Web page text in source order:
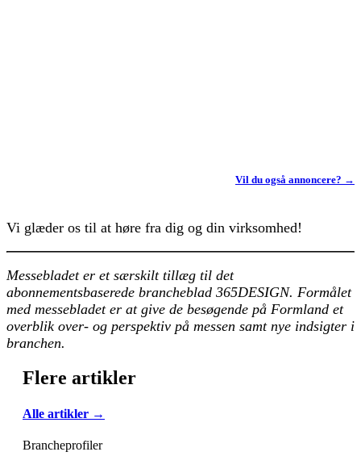
Vil du også annoncere? →
Vi glæder os til at høre fra dig og din virksomhed!
Messebladet er et særskilt tillæg til det
abonnementsbaserede brancheblad 365DESIGN. Formålet
med messebladet er at give de besøgende på Formland et
overblik over- og perspektiv på messen samt nye indsigter i
branchen.
Flere artikler
Alle artikler →
Brancheprofiler